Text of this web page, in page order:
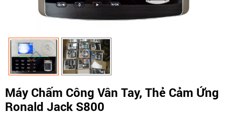
Máy Chấm Công Vân Tay, Thẻ Cảm Ứng
Ronald Jack S800